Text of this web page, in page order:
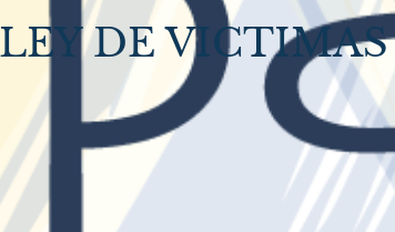
DE VICTIMAS